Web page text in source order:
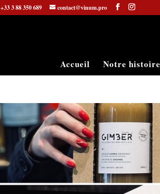
+33 3 88 350 689 contact@vinum.pro
Accueil Notre histoire